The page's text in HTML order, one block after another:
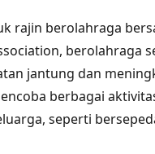
rajin berolahraga
berolahraga
jantung dan
berbagai
seperti